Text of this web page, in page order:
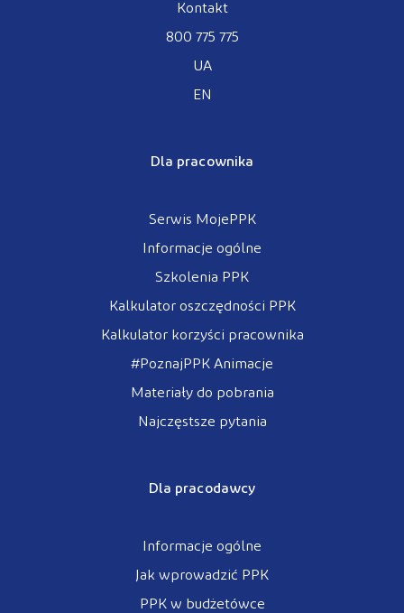
Kontakt
800 775 775
UA
EN
Dla pracownika
Serwis MojePPK
Informacje ogólne
Szkolenia PPK
Kalkulator oszczędności PPK
Kalkulator korzyści pracownika
#PoznajPPK Animacje
Materiały do pobrania
Najczęstsze pytania
Dla pracodawcy
Informacje ogólne
Jak wprowadzić PPK
PPK w budżetówce